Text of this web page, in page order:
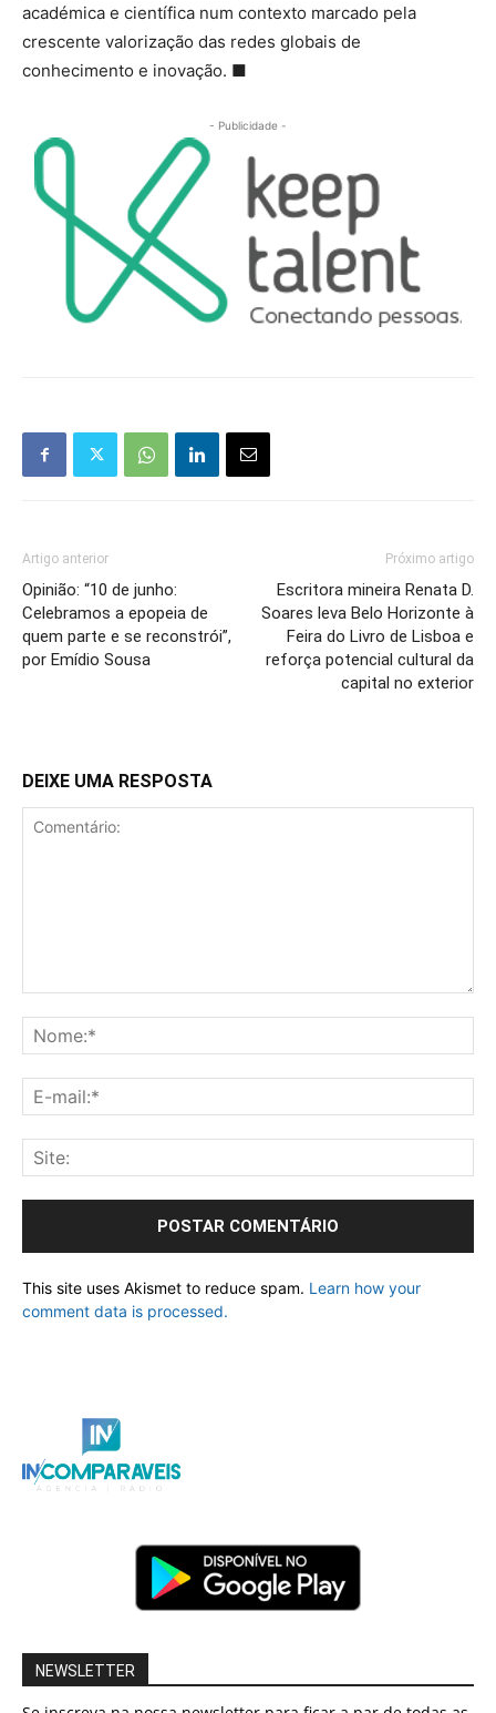
académica e científica num contexto marcado pela
crescente valorização das redes globais de
conhecimento e inovação. ■
- Publicidade -
Artigo anterior
Opinião: “10 de junho:
Celebramos a epopeia de
quem parte e se reconstrói”,
por Emídio Sousa
Próximo artigo
Escritora mineira Renata D.
Soares leva Belo Horizonte à
Feira do Livro de Lisboa e
reforça potencial cultural da
capital no exterior
DEIXE UMA RESPOSTA
This site uses Akismet to reduce spam. Learn how your
comment data is processed.
NEWSLETTER